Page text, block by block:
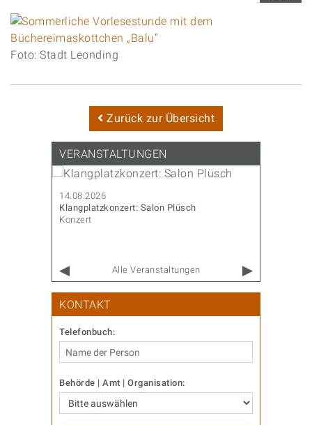
Foto: Stadt Leonding
Zurück zur Übersicht
VERANSTALTUNGEN
14.08.2026
Klangplatzkonzert: Salon Plüsch
Konzert
Alle Veranstaltungen
KONTAKT
Telefonbuch:
Behörde | Amt | Organisation: